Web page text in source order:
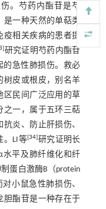
。芍药内酯苷是芍
是一种天然的单萜类
相关疾病的患者提
]研究证明芍药内酯苷
的急性肺损伤。救必
树皮或根皮，别名羊
区民间广泛应用的草
之一，属于五环三萜
炎、防止肝损伤、
。LI等[34]研究证明长
水平及肺纤维化和纤
蛋白激酶B（protein
对小鼠急性肺损伤、
胆酯苷是一种存在于